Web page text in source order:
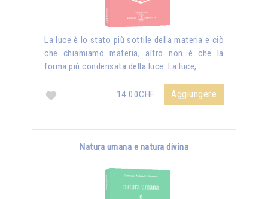
La luce è lo stato più sottile della materia e ciò
che chiamiamo materia, altro non è che la
forma più condensata della luce. La luce, …
14.00CHF Aggiungere
Natura umana e natura divina